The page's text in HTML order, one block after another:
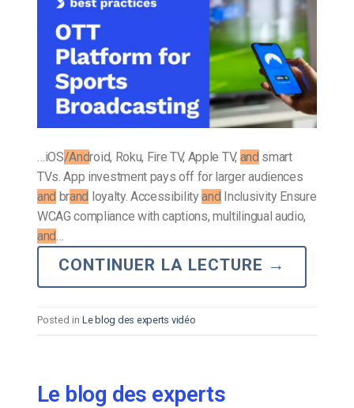
…iOS/Android, Roku, Fire TV, Apple TV, and smart
TVs. App investment pays off for larger audiences
and brand loyalty. Accessibilityand Inclusivity Ensure
WCAG compliance with captions, multilingual audio,
and…
CONTINUER LA LECTURE →
Posted in Le blog des experts vidéo
Le blog des experts